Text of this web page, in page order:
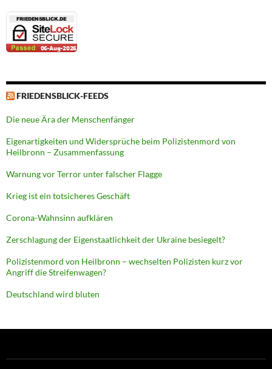
FRIEDENSBLICK-FEEDS
Die neue Ära der Menschenfänger
Eigenartigkeiten und Widersprüche beim Polizistenmord von
Heilbronn – Zusammenfassung
Warnung vor Terror unter falscher Flagge
Krieg ist ein totsicheres Geschäft
Corona-Wahnsinn aufklären
Zerschlagung der Eigenstaatlichkeit der Ukraine besiegelt?
Polizistenmord von Heilbronn – wechselten Polizisten kurz vor
Angriff die Streifenwagen?
Deutschland wird bluten